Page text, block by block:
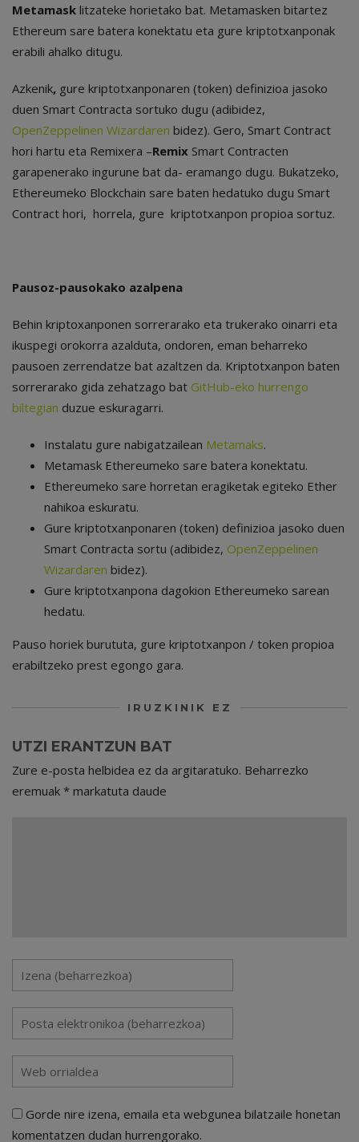
Metamask litzateke horietako bat. Metamasken bitartez
Ethereum sare batera konektatu eta gure kriptotxanponak
erabili ahalko ditugu.
Azkenik, gure kriptotxanponaren (token) definizioa jasoko
duen Smart Contracta sortuko dugu (adibidez,
OpenZeppelinen Wizardaren bidez). Gero, Smart Contract
hori hartu eta Remixera –Remix Smart Contracten
garapenerako ingurune bat da- eramango dugu. Bukatzeko,
Ethereumeko Blockchain sare baten hedatuko dugu Smart
Contract hori, horrela, gure kriptotxanpon propioa sortuz.
Pausoz-pausokako azalpena
Behin kriptoxanponen sorrerarako eta trukerako oinarri eta
ikuspegi orokorra azalduta, ondoren, eman beharreko
pausoen zerrendatze bat azaltzen da. Kriptotxanpon baten
sorrerarako gida zehatzago bat GitHub-eko hurrengo
biltegian duzue eskuragarri.
Instalatu gure nabigatzailean Metamaks.
Metamask Ethereumeko sare batera konektatu.
Ethereumeko sare horretan eragiketak egiteko Ether
nahikoa eskuratu.
Gure kriptotxanponaren (token) definizioa jasoko duen
Smart Contracta sortu (adibidez, OpenZeppelinen
Wizardaren bidez).
Gure kriptotxanpona dagokion Ethereumeko sarean
hedatu.
Pauso horiek burututa, gure kriptotxanpon / token propioa
erabiltzeko prest egongo gara.
IRUZKINIK EZ
UTZI ERANTZUN BAT
Zure e-posta helbidea ez da argitaratuko. Beharrezko
eremuak * markatuta daude
Gorde nire izena, emaila eta webgunea bilatzaile honetan
komentatzen dudan hurrengorako.